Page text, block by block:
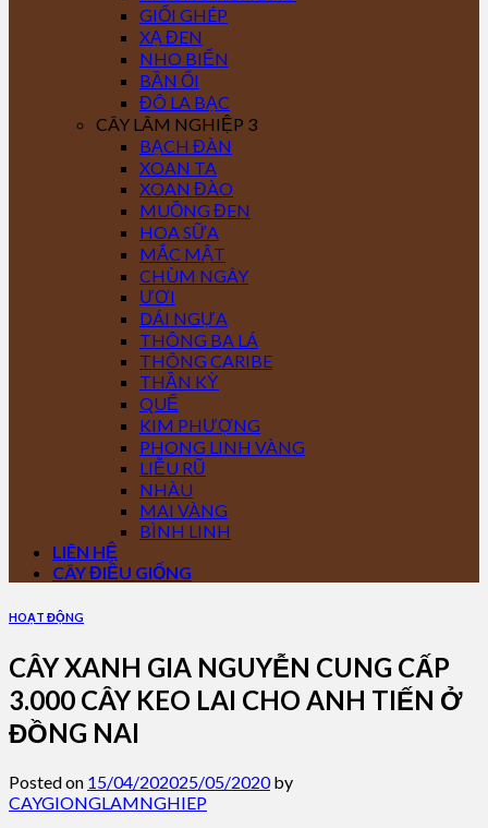
GIỔI GHÉP
XẠ ĐEN
NHO BIỂN
BẦN ỔI
ĐÔ LA BẠC
CÂY LÂM NGHIỆP 3
BẠCH ĐÀN
XOAN TA
XOAN ĐÀO
MUỒNG ĐEN
HOA SỮA
MẮC MẬT
CHÙM NGÂY
ƯƠI
DÁI NGỰA
THÔNG BA LÁ
THÔNG CARIBE
THẦN KỲ
QUẾ
KIM PHƯỢNG
PHONG LINH VÀNG
LIỄU RŨ
NHÀU
MAI VÀNG
BÌNH LINH
LIÊN HỆ
CÂY ĐIỀU GIỐNG
HOẠT ĐỘNG
CÂY XANH GIA NGUYỄN CUNG CẤP
3.000 CÂY KEO LAI CHO ANH TIẾN Ở
ĐỒNG NAI
Posted on 15/04/202025/05/2020by
CAYGIONGLAMNGHIEP